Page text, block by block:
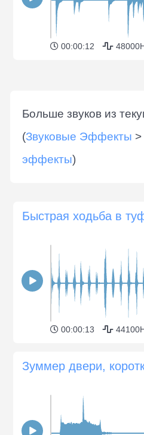
00:00:12
Больше звуков из
(Звуковые Эффекты >
эффекты)
00:00:13